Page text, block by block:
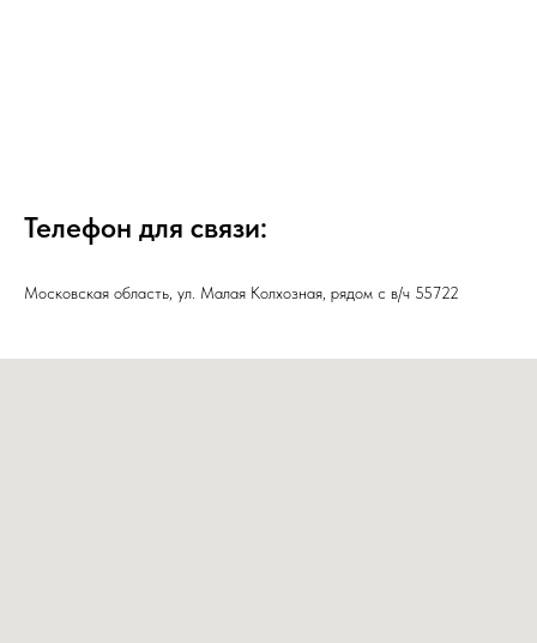
Телефон для связи:
Московская область, ул. Малая Колхозная, рядом с в/ч 55722